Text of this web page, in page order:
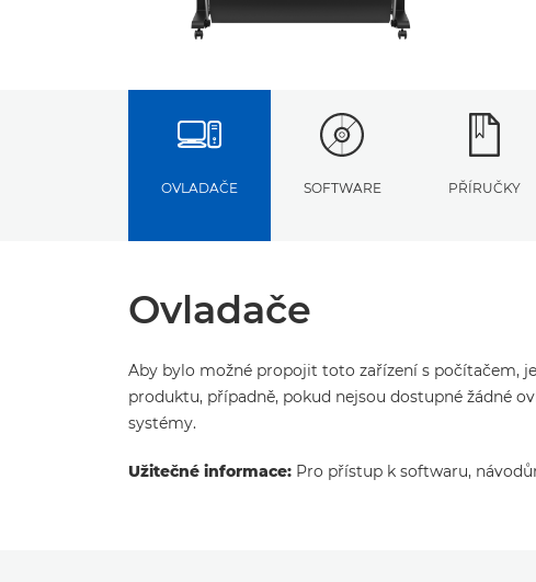
OVLADAČE SOFTWARE PŘÍRUČKY
Ovladače
Aby bylo možné propojit toto zařízení s počítačem,
produktu, případně, pokud nejsou dostupné žádné
systémy.
Užitečné informace: Pro přístup k softwaru,